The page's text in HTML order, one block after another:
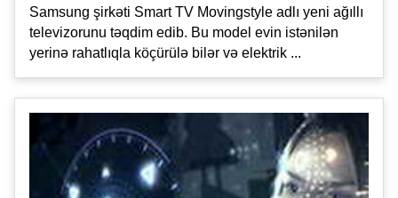
Samsung şirkəti Smart TV Movingstyle adlı yeni ağıllı
televizorunu təqdim edib. Bu model evin istənilən
yerinə rahatlıqla köçürülə bilər və elektrik ...